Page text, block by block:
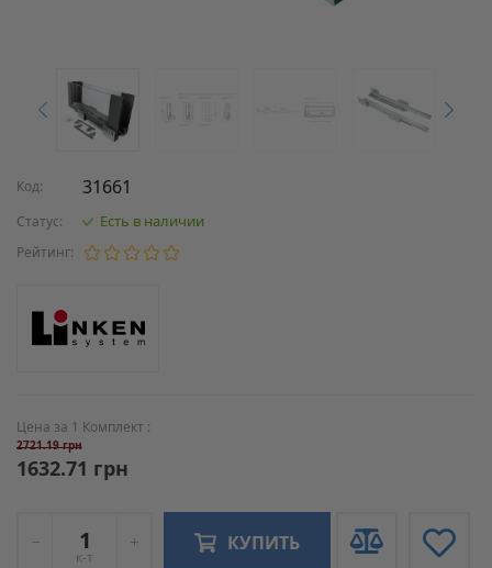
Код: 31661
Статус: Есть в наличии
Рейтинг:
Цена за 1 Комплект :
2721.19 грн
1632.71 грн
к-т
КУПИТЬ